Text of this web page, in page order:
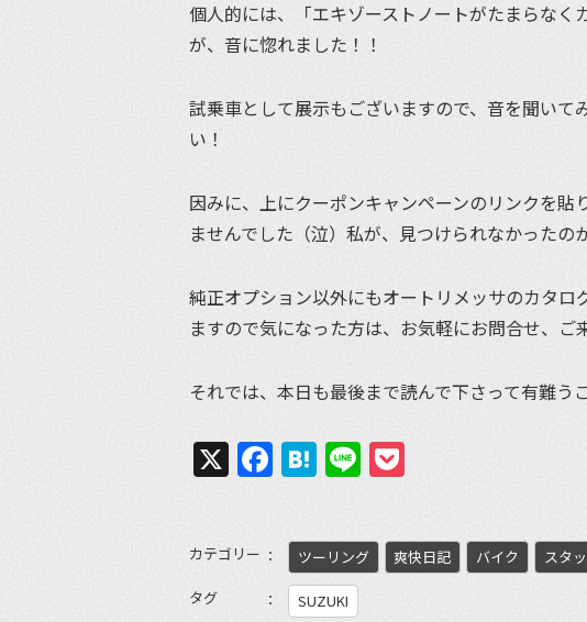
個人的には、「エキゾーストノートがたまらな
が、音に惚れました！！
試乗車として展示もございますので、音を聞い
い！
因みに、上にクーポンキャンペーンのリンクを
ませんでした（泣）私が、見つけられなかったの
純正オプション以外にもオートリメッサのカタ
ますので気になった方は、お気軽にお問合せ、ご
それでは、本日も最後まで読んで下さって有難う
X Facebook
Hatena
Line
カテゴリー ツーリング 爽快日記 バイク
スタ
タグ
SUZUKI